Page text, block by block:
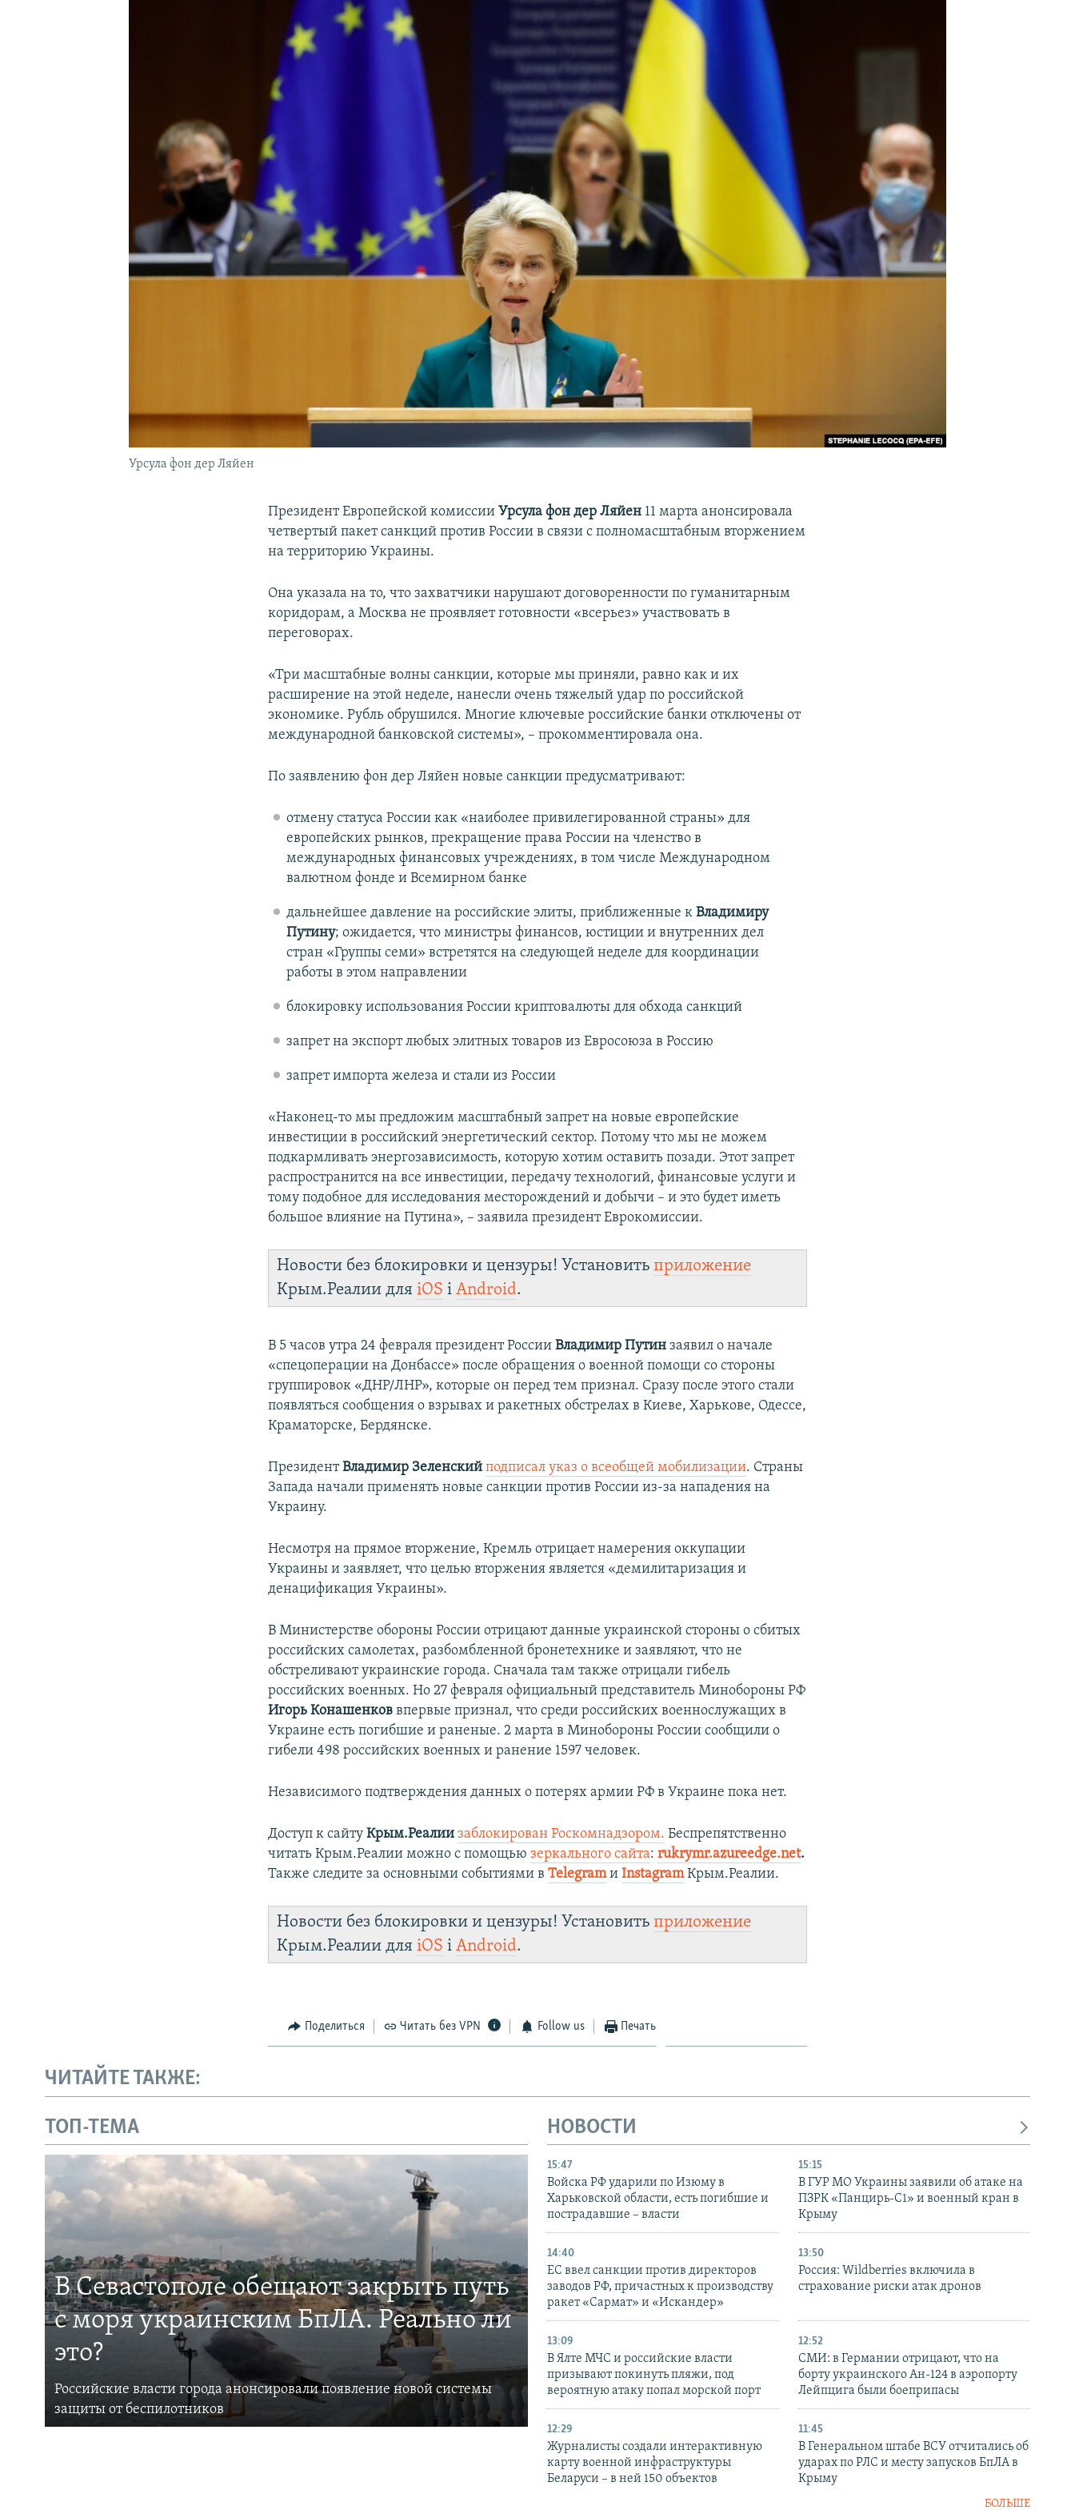
Урсула фон дер Ляйен
Президент Европейской комиссииУрсула фон дер Ляйен 11 марта анонсировала
четвертый пакет санкций против России в связи с полномасштабным вторжением
на территорию Украины.
Она указала на то, что захватчики нарушают договоренности по гуманитарным
коридорам, а Москва не проявляет готовности «всерьез» участвовать в
переговорах.
«Три масштабные волны санкции, которые мы приняли, равно как и их
расширение на этой неделе, нанесли очень тяжелый удар по российской
экономике. Рубль обрушился. Многие ключевые российские банки отключены от
международной банковской системы», – прокомментировала она.
По заявлению фон дер Ляйен новые санкции предусматривают:
отмену статуса России как «наиболее привилегированной страны» для
европейских рынков, прекращение права России на членство в
международных финансовых учреждениях, в том числе Международном
валютном фонде и Всемирном банке
дальнейшее давление на российские элиты, приближенные к Владимиру
Путину; ожидается, что министры финансов, юстиции и внутренних дел
стран «Группы семи» встретятся на следующей неделе для координации
работы в этом направлении
блокировку использования России криптовалюты для обхода санкций
запрет на экспорт любых элитных товаров из Евросоюза в Россию
запрет импорта железа и стали из России
«Наконец-то мы предложим масштабный запрет на новые европейские
инвестиции в российский энергетический сектор. Потому что мы не можем
подкармливать энергозависимость, которую хотим оставить позади. Этот запрет
распространится на все инвестиции, передачу технологий, финансовые услуги и
тому подобное для исследования месторождений и добычи – и это будет иметь
большое влияние на Путина», – заявила президент Еврокомиссии.
Новости без блокировки и цензуры! Установитьприложение
Крым.Реалии дляiOS іAndroid.
В 5 часов утра 24 февраля президент РоссииВладимир Путин заявил о начале
«спецоперации на Донбассе» после обращения о военной помощи со стороны
группировок «ДНР/ЛНР», которые он перед тем признал. Сразу после этого стали
появляться сообщения о взрывах и ракетных обстрелах в Киеве, Харькове, Одессе,
Краматорске, Бердянске.
ПрезидентВладимир Зеленский подписал указ о всеобщей мобилизации. Страны
Запада начали применять новые санкции против России из-за нападения на
Украину.
Несмотря на прямое вторжение, Кремль отрицает намерения оккупации
Украины и заявляет, что целью вторжения является «демилитаризация и
денацификация Украины».
В Министерстве обороны России отрицают данные украинской стороны о сбитых
российских самолетах, разбомбленной бронетехнике и заявляют, что не
обстреливают украинские города. Сначала там также отрицали гибель
российских военных. Но 27 февраля официальный представитель Минобороны РФ
Игорь Конашенков впервые признал, что среди российских военнослужащих в
Украине есть погибшие и раненые. 2 марта в Минобороны России сообщили о
гибели 498 российских военных и ранение 1597 человек.
Независимого подтверждения данных о потерях армии РФ в Украине пока нет.
Доступ к сайтуКрым.Реалии заблокирован Роскомнадзором. Беспрепятственно
читать Крым.Реалии можно с помощьюзеркального сайта:rukrymr.azureedge.net.
Также следите за основными событиями вTelegramиInstagramКрым.Реалии.
Новости без блокировки и цензуры! Установитьприложение
Крым.Реалии дляiOS іAndroid.
Поделиться Читать без VPN Follow us Печать
ЧИТАЙТЕ ТАКЖЕ:
ТОП-ТЕМА
В Севастополе обещают закрыть путь
с моря украинским БпЛА. Реально ли
это?
Российские власти города анонсировали появление новой системы
защиты от беспилотников
НОВОСТИ
15:47
Войска РФ ударили по Изюму в
Харьковской области, есть погибшие и
пострадавшие – власти
15:15
В ГУР МО Украины заявили об атаке на
ПЗРК «Панцирь-С1» и военный кран в
Крыму
14:40
ЕС ввел санкции против директоров
заводов РФ, причастных к производству
ракет «Сармат» и «Искандер»
13:50
Россия: Wildberries включила в
страхование риски атак дронов
13:09
В Ялте МЧС и российские власти
призывают покинуть пляжи, под
вероятную атаку попал морской порт
12:52
СМИ: в Германии отрицают, что на
борту украинского Ан-124 в аэропорту
Лейпцига были боеприпасы
12:29
Журналисты создали интерактивную
карту военной инфраструктуры
Беларуси – в ней 150 объектов
11:45
В Генеральном штабе ВСУ отчитались об
ударах по РЛС и месту запусков БпЛА в
Крыму
БОЛЬШЕ